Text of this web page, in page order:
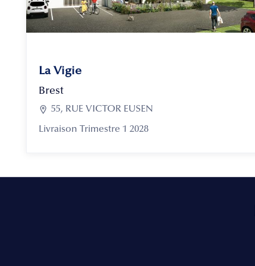
La Vigie
Brest
 55, RUE VICTOR EUSEN
Livraison Trimestre 1 2028